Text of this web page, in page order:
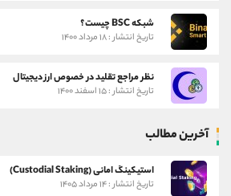
شبکه BSC چیست؟
تاریخ انتشار : ۱۸ مرداد ۱۴۰۰
نظر مراجع تقلید در خصوص ارز دیجیتال
تاریخ انتشار : ۱۵ اسفند ۱۴۰۰
آخرین مطالب
استیکینگ امانی (Custodial Staking)
تاریخ انتشار : ۱۴ مرداد ۱۴۰۵